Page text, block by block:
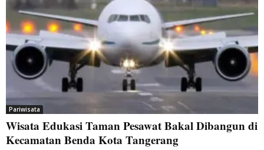
Pariwisata
Wisata Edukasi Taman Pesawat Bakal Dibangun di
Kecamatan Benda Kota Tangerang